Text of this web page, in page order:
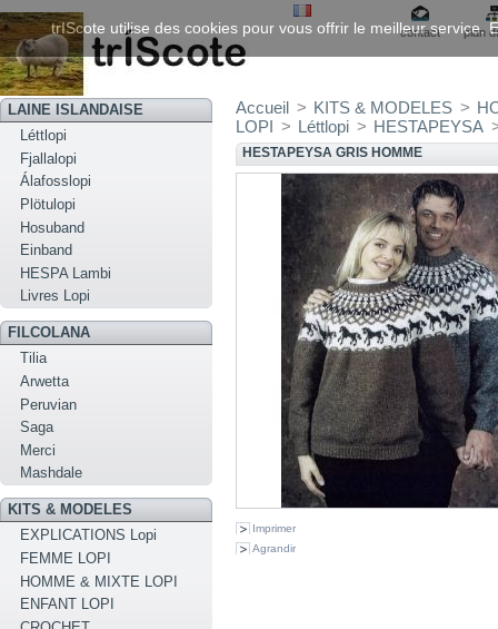
contact plan
LAINE ISLANDAISE
Léttlopi
Fjallalopi
Álafosslopi
Plötulopi
Hosuband
Einband
HESPA Lambi
Livres Lopi
FILCOLANA
Tilia
Arwetta
Peruvian
Saga
Merci
Mashdale
KITS & MODELES
EXPLICATIONS Lopi
FEMME LOPI
HOMME & MIXTE LOPI
ENFANT LOPI
Accueil > KITS & MODELES >
LOPI > Léttlopi > HESTAPEYSA
HESTAPEYSA GRIS HOMME
Imprimer
Agrandir
trIScote utilise des cookies pour vous offrir le meilleur